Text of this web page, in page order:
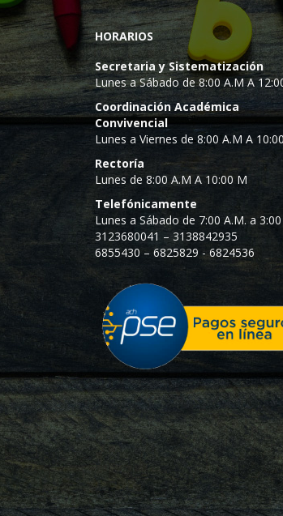
HORARIOS
Secretaria y Sistematización
Lunes a Sábado de 8:00 A.M A
Coordinación Académica
Convivencial
Lunes a Viernes de 8:00 A.M A
Rectoría
Lunes de 8:00 A.M A 10:00 M
Telefónicamente
Lunes a Sábado de 7:00 A.M. a
3123680041 – 3138842935
6855430 – 6825829 - 6824536